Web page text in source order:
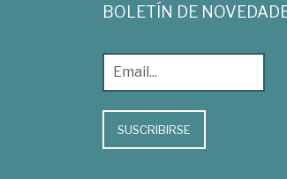
BOLETÍN DE
SUSCRIBIRSE